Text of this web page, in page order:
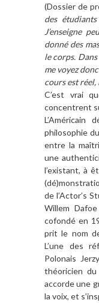
(Dossier de
des
J’enseigne
donné des
le corps.
me voyez
cours est réel,
C’est vrai
concentrent
L’Américain
philosophie
entre la
une
l’existant, à
de l’Actor’s
Willem
cofondé en
prit le nom
L’une des
Polonais
théoricien
accorde une
la voix, et